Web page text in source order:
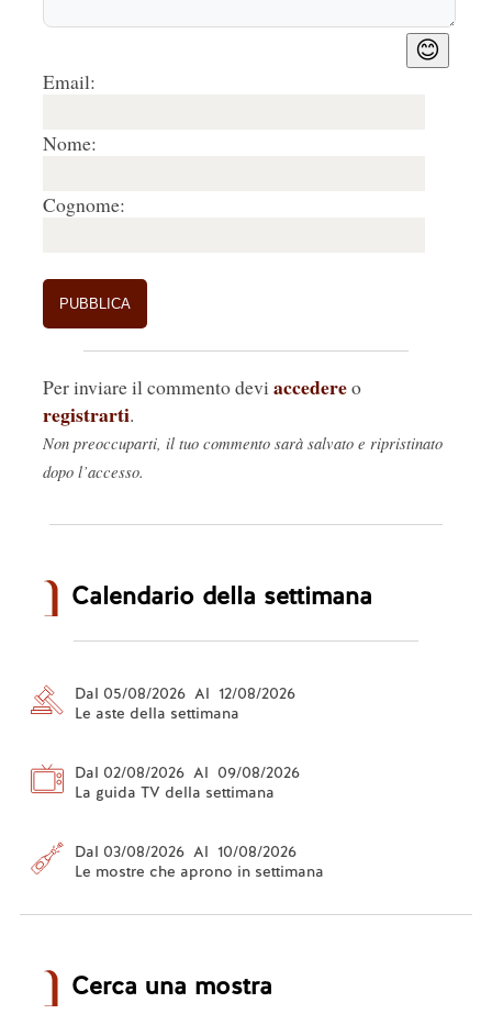
😊
Email:
Nome:
Cognome:
Per inviare il commento devi accedereo
registrarti.
Non preoccuparti, il tuo commento sarà salvato e ripristinato
dopo l’accesso.
Calendario della settimana
Dal 05/08/2026 Al 12/08/2026
Le aste della settimana
Dal 02/08/2026 Al 09/08/2026
La guida TV della settimana
Dal 03/08/2026 Al 10/08/2026
Le mostre che aprono in settimana
Cerca una mostra